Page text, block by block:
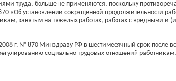
труда, больше не применяются, поскольку
«Об установлении сокращенной продолжительности
занятым на тяжелых работах, работах с вредными и
г. № 870 Минздраву РФ в шестимесячный срок после
социально-трудовых отношений